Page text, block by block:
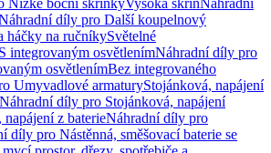
Nízké boční skříňkyVysoká skříňNáhradní
díly pro Další koupelnový
háčky na ručníkySvětelné
S integrovaným osvětlenímNáhradní díly pro
osvětlenímBez integrovaného
Umyvadlové armaturyStojánková, napájení
Náhradní díly pro Stojánková, napájení
napájení z baterieNáhradní díly pro
díly pro Nástěnná, směšovací baterie se